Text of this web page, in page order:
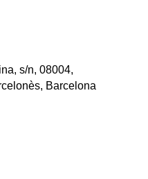
s/n, 08004,
Barcelona